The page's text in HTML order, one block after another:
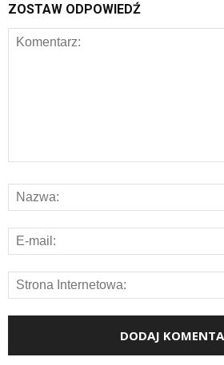
ZOSTAW ODPOWIEDŹ